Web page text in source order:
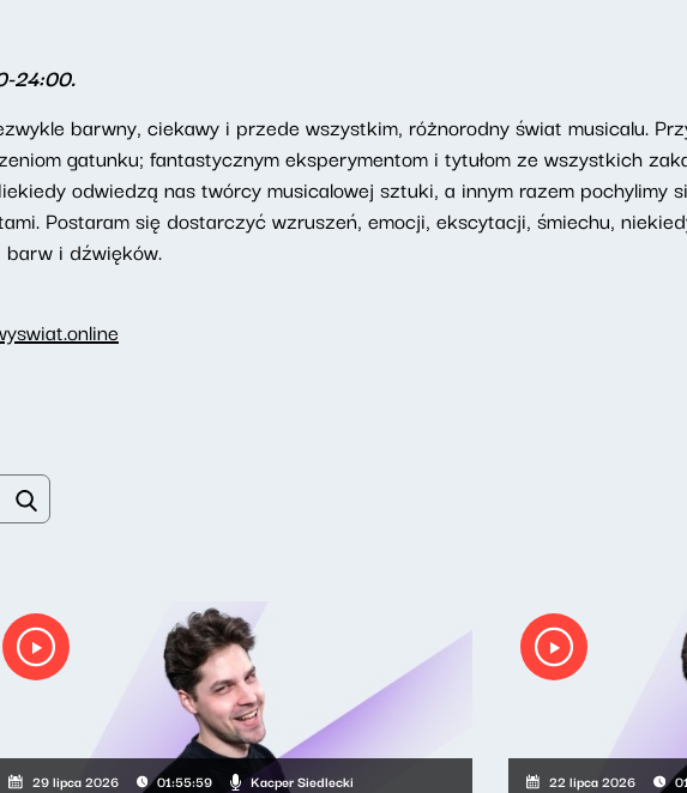
24:00.
barwny, ciekawy i przede wszystkim, różnorodny świat musicalu.
gatunku; fantastycznym eksperymentom i tytułom ze wszystkich
odwiedzą nas twórcy musicalowej sztuki, a innym razem pochylimy
Postaram się dostarczyć wzruszeń, emocji, ekscytacji, śmiechu,
i dźwięków.
29 lipca 2026 01:55:59 Kacper Siedlecki 22 lipca 2026